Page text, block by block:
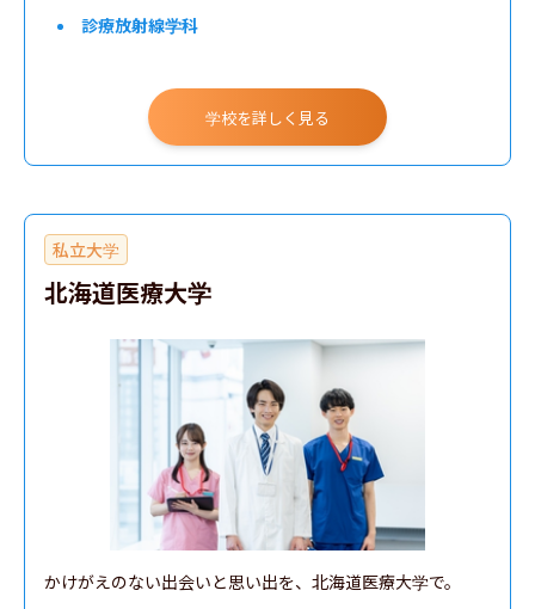
診療放射線学科
学校を詳しく見る
私立大学
北海道医療大学
かけがえのない出会いと思い出を、北海道医療大学で。